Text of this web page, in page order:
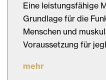
Eine leistungsfähige
Grundlage für die
Menschen und
Voraussetzung für
mehr